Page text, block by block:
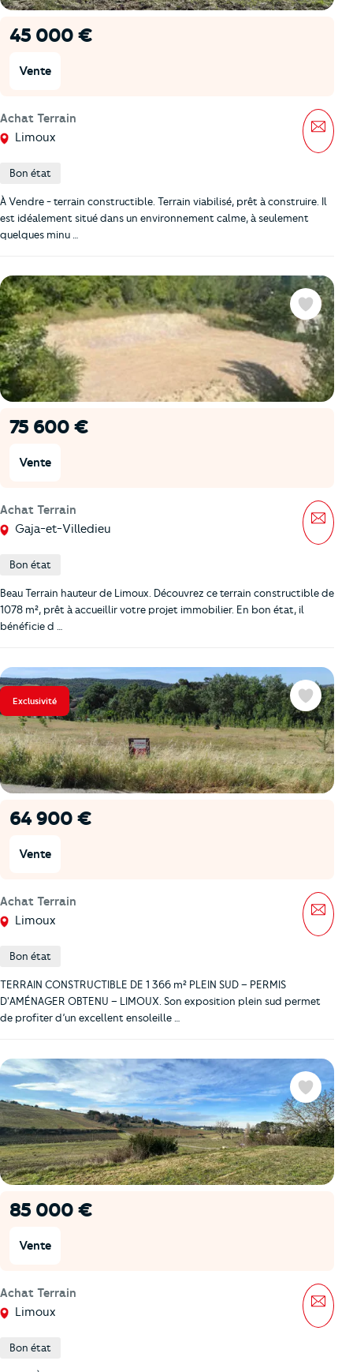
45 000 €
Vente
Achat Terrain
Limoux
Bon état
À Vendre - terrain constructible. Terrain viabilisé, prêt à construire. Il
est idéalement situé dans un environnement calme, à seulement
quelques minu …
75 600 €
Vente
Achat Terrain
Gaja-et-Villedieu
Favoris
Bon état
Beau Terrain hauteur de Limoux. Découvrez ce terrain constructible de
1078 m², prêt à accueillir votre projet immobilier. En bon état, il
bénéficie d …
Exclusivité
64 900 €
Vente
Achat Terrain
Limoux
Favoris
Bon état
TERRAIN CONSTRUCTIBLE DE 1 366 m² PLEIN SUD – PERMIS
D'AMÉNAGER OBTENU – LIMOUX. Son exposition plein sud permet
de profiter d’un excellent ensoleille …
85 000 €
Vente
Achat Terrain
Limoux
Favoris
Bon état